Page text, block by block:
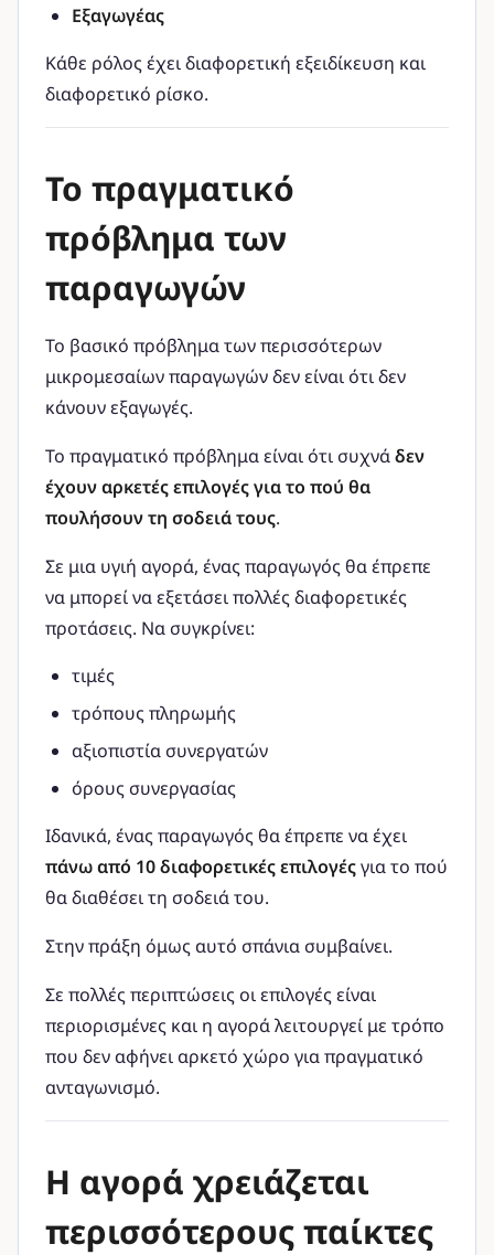
Εξαγωγέας
Κάθε ρόλος έχει διαφορετική εξειδίκευση και
διαφορετικό ρίσκο.
Το πραγματικό
πρόβλημα των
παραγωγών
Το βασικό πρόβλημα των περισσότερων
μικρομεσαίων παραγωγών δεν είναι ότι δεν
κάνουν εξαγωγές.
Το πραγματικό πρόβλημα είναι ότι συχνάδεν
έχουν αρκετές επιλογές για το πού θα
πουλήσουν τη σοδειά τους.
Σε μια υγιή αγορά, ένας παραγωγός θα έπρεπε
να μπορεί να εξετάσει πολλές διαφορετικές
προτάσεις. Να συγκρίνει:
τιμές
τρόπους πληρωμής
αξιοπιστία συνεργατών
όρους συνεργασίας
Ιδανικά, ένας παραγωγός θα έπρεπε να έχει
πάνω από 10 διαφορετικές επιλογέςγια το πού
θα διαθέσει τη σοδειά του.
Στην πράξη όμως αυτό σπάνια συμβαίνει.
Σε πολλές περιπτώσεις οι επιλογές είναι
περιορισμένες και η αγορά λειτουργεί με τρόπο
που δεν αφήνει αρκετό χώρο για πραγματικό
ανταγωνισμό.
Η αγορά χρειάζεται
περισσότερους παίκτες